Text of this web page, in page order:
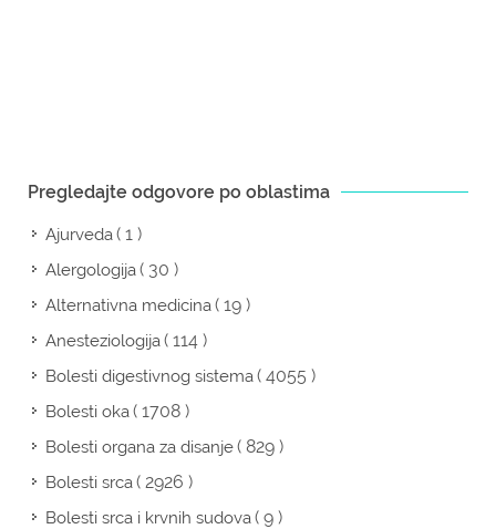
Pregledajte odgovore po oblastima
Ajurveda( 1 )
Alergologija( 30 )
Alternativna medicina( 19 )
Anesteziologija( 114 )
Bolesti digestivnog sistema( 4055 )
Bolesti oka( 1708 )
Bolesti organa za disanje( 829 )
Bolesti srca( 2926 )
Bolesti srca i krvnih sudova( 9 )